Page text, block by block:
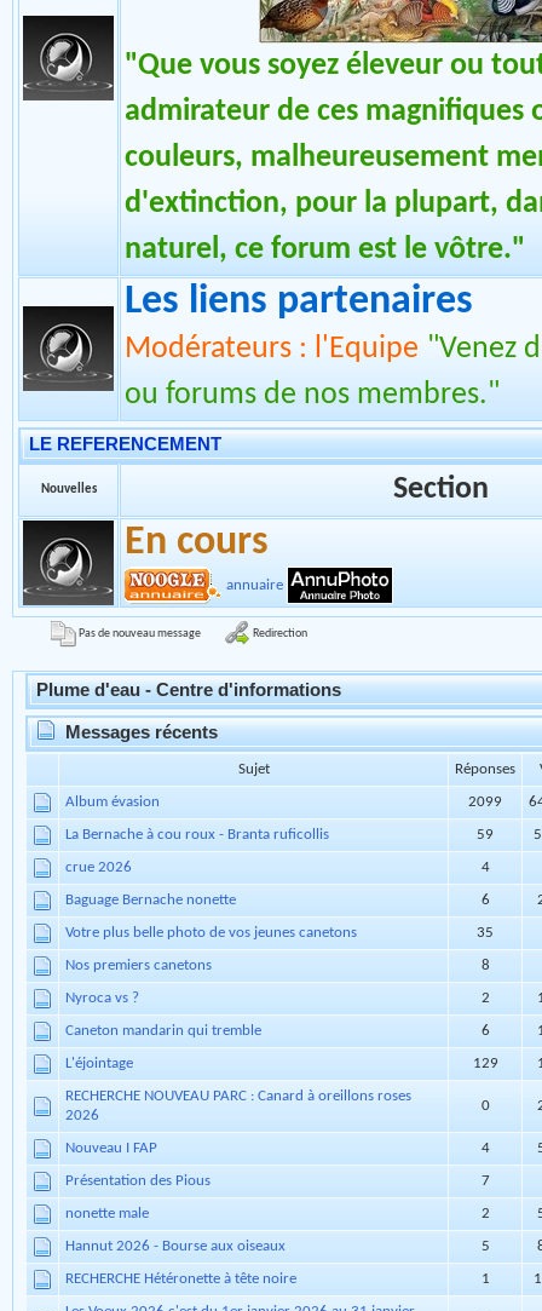
"Que vous soyez éleveur ou
admirateur de ces magnifiques
couleurs, malheureusement
d'extinction, pour la plupart,
naturel, ce forum est le vôtre."
Les liens partenaires
Modérateurs : l'Equipe "Venez
ou forums de nos membres."
LE REFERENCEMENT
Nouvelles
En cours
annuaire
Pas de nouveau message
Plume d'eau - Centre d'informations
Messages récents
Réponses
Album évasion 2099
La Bernache à cou roux - Branta ruficollis 59
crue 2026 4
Baguage Bernache nonette 6
Votre plus belle photo de vos jeunes canetons 35
Nos premiers canetons 8
Nyroca vs ? 2
Caneton mandarin qui tremble 6
L'éjointage 129
RECHERCHE NOUVEAU PARC : Canard à oreillons roses
2026
0
Nouveau I FAP 4
Présentation des Pious 7